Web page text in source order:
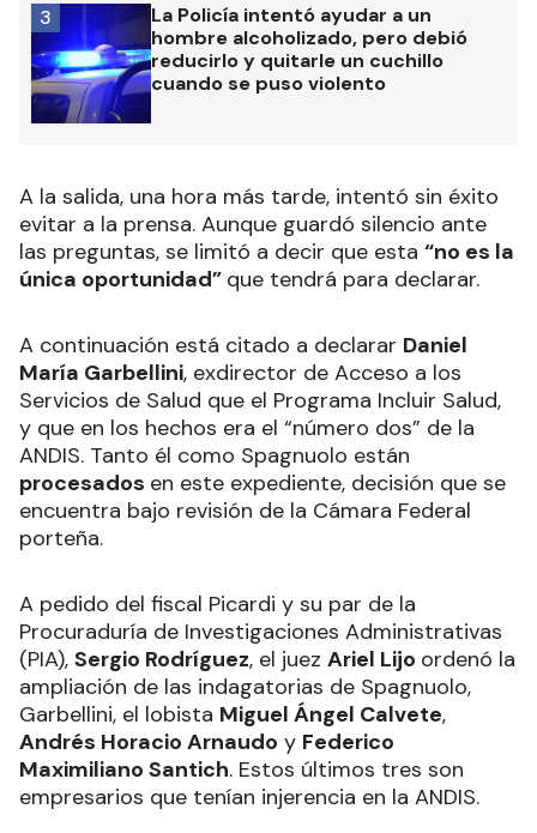
La Policía intentó ayudar a un
hombre alcoholizado, pero debió
reducirlo y quitarle un cuchillo
cuando se puso violento
3
A la salida, una hora más tarde, intentó sin éxito
evitar a la prensa. Aunque guardó silencio ante
las preguntas, se limitó a decir que esta “no es la
única oportunidad” que tendrá para declarar.
A continuación está citado a declarar Daniel
María Garbellini, exdirector de Acceso a los
Servicios de Salud que el Programa Incluir Salud,
y que en los hechos era el “número dos” de la
ANDIS. Tanto él como Spagnuolo están
procesados en este expediente, decisión que se
encuentra bajo revisión de la Cámara Federal
porteña.
A pedido del fiscal Picardi y su par de la
Procuraduría de Investigaciones Administrativas
(PIA), Sergio Rodríguez, el juez Ariel Lijo ordenó la
ampliación de las indagatorias de Spagnuolo,
Garbellini, el lobista Miguel Ángel Calvete,
Andrés Horacio Arnaudo y Federico
Maximiliano Santich. Estos últimos tres son
empresarios que tenían injerencia en la ANDIS.